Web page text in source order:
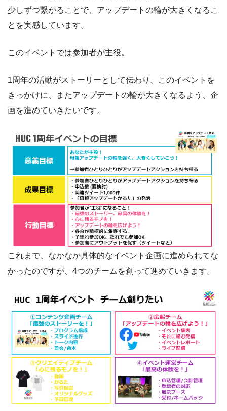
少しずつ繋がることで、アップデートの輪が大きくなるこ
とを実感しています。
このイベントでは参加者が主役。
1周年の活動がストーリーとして伝わり、このイベントを
きっかけに、またアップデートの輪が大きくなるよう、企
画を進めていきたいです。
これまで、なかなか具体的なイベント企画に進められてな
かったのですが、4つのチームを創って進めていきます。